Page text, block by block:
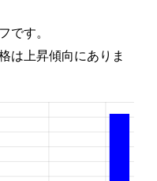
です。
は上昇傾向にありま